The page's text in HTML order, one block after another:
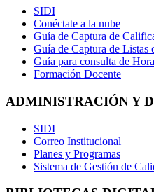
SIDI
Conéctate a la nube
Guía de Captura de
Guía de Captura de Listas
Guía para consulta de
Formación Docente
ADMINISTRACIÓN Y
SIDI
Correo Institucional
Planes y Programas
Sistema de Gestión de